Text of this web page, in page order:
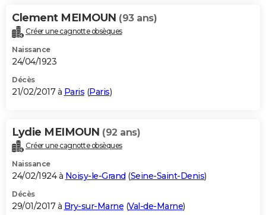
Clement MEIMOUN (93 ans)
Créer une cagnotte obsèques
Naissance
24/04/1923
Décès
21/02/2017 à Paris (Paris)
Lydie MEIMOUN (92 ans)
Créer une cagnotte obsèques
Naissance
24/02/1924 à Noisy-le-Grand (Seine-Saint-Denis)
Décès
29/01/2017 à Bry-sur-Marne (Val-de-Marne)